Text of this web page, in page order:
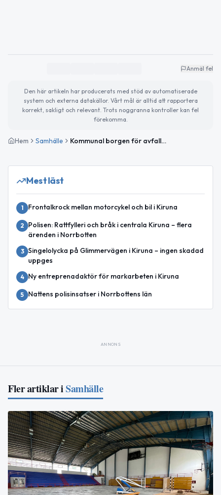
Anmäl fel
Den här artikeln har producerats med stöd av automatiserade
system och externa datakällor. Vårt mål är alltid att rapportera
korrekt, sakligt och relevant. Trots noggranna kontroller kan fel
förekomma.
Hem Samhälle Kommunal borgen för avfallsanläggning i Kiruna
Mest läst
1 Frontalkrock mellan motorcykel och bil i Kiruna
2
Polisen: Rattfylleri och bråk i centrala Kiruna – flera
ärenden i Norrbotten
3 Singelolycka på Glimmervägen i Kiruna – ingen skadad
uppges
4 Ny entreprenadaktör för markarbeten i Kiruna
5 Nattens polisinsatser i Norrbottens län
ANNONS
Fler artiklar iSamhälle